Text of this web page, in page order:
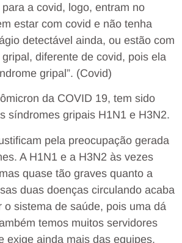
a covid, logo, entram no
estar com covid e não tenha
detectável ainda, ou estão com
diferente de covid, pois ela
gripal”. (Covid)
da COVID 19, tem sido
síndromes gripais H1N1 e H3N2.
pela preocupação gerada
A H1N1 e a H3N2 às vezes
quase tão graves quanto a
duas doenças circulando acaba
o sistema de saúde, pois uma dá
temos muitos servidores
exige ainda mais das equipes.